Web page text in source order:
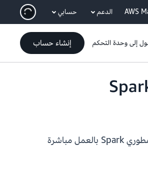
انتقل إلى المحتوى الرئيسي AWS الدعم حسابي
إلى وحدة التحكم إنشاء حساب
الآن موصِّل Amazon DynamoDB الجديد الذي يعمل أصلاً مع Apache Spark DataFrames. يسمح هذا التحسين لمطوري Spark بالعمل مباشرة